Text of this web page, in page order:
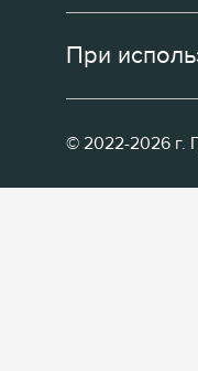
При
© 2022-2026 г.